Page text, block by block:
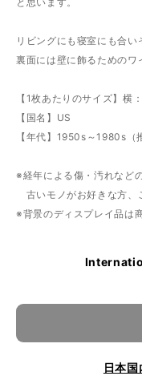
リビングにも寝室にも合い
裏面には壁に飾るためのワ
【1枚あたりのサイズ】
【国名】US
【年代】1950s～1980s（
※経年による傷・汚れなど
古いモノがお好きな方、
※背景のディスプレイ品は
日本